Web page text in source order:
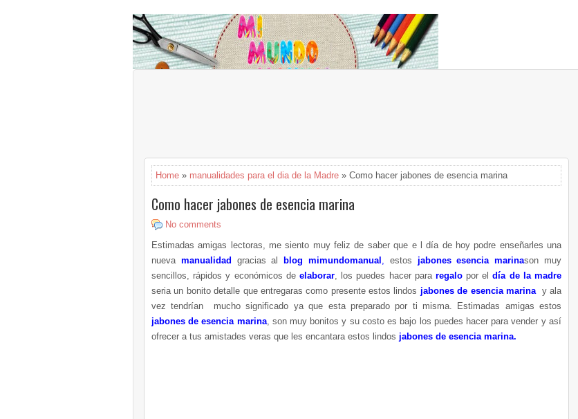
Home » manualidades para el dia de la Madre » Como hacer jabones de esencia marina
Como hacer jabones de esencia marina
No comments
Estimadas amigas lectoras, me siento muy feliz de saber que e l día de hoy podre enseñarles una
nueva manualidad gracias al blog mimundomanual , estos jabones esencia marinason muy
sencillos, rápidos y económicos de elaborar, los puedes hacer para regalopor el día de la madre
seria un bonito detalle que entregaras como presente estos lindos jabones de esencia marinay ala
vez tendrían mucho significado ya que esta preparado por ti misma. Estimadas amigas estos
jabones de esencia marina, son muy bonitos y su costo es bajo los puedes hacer para vender y así
ofrecer a tus amistades veras que les encantara estos lindos jabones de esencia marina.